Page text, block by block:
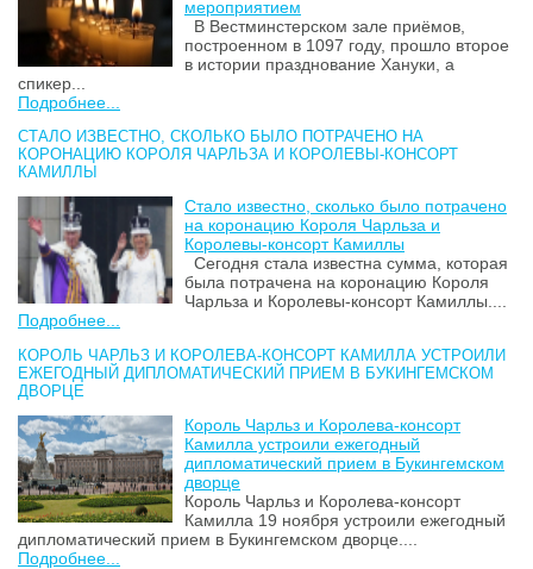
мероприятием
В Вестминстерском зале приёмов,
построенном в 1097 году, прошло второе
в истории празднование Хануки, а
спикер...
Подробнее...
СТАЛО ИЗВЕСТНО, СКОЛЬКО БЫЛО ПОТРАЧЕНО НА
КОРОНАЦИЮ КОРОЛЯ ЧАРЛЬЗА И КОРОЛЕВЫ-КОНСОРТ
КАМИЛЛЫ
Стало известно, сколько было потрачено
на коронацию Короля Чарльза и
Королевы-консорт Камиллы
Сегодня стала известна сумма, которая
была потрачена на коронацию Короля
Чарльза и Королевы-консорт Камиллы....
Подробнее...
КОРОЛЬ ЧАРЛЬЗ И КОРОЛЕВА-КОНСОРТ КАМИЛЛА УСТРОИЛИ
ЕЖЕГОДНЫЙ ДИПЛОМАТИЧЕСКИЙ ПРИЕМ В БУКИНГЕМСКОМ
ДВОРЦЕ
Король Чарльз и Королева-консорт
Камилла устроили ежегодный
дипломатический прием в Букингемском
дворце
Король Чарльз и Королева-консорт
Камилла 19 ноября устроили ежегодный
дипломатический прием в Букингемском дворце....
Подробнее...